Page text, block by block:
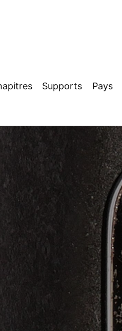
Supports Pays